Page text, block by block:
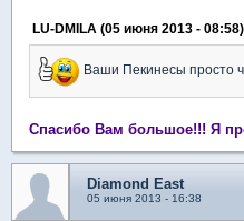
LU-DMILA (05 июня 2013 -
Ваши Пекинесы просто
Спасибо Вам большое!!! Я
Diamond East
05 июня 2013 - 16:38